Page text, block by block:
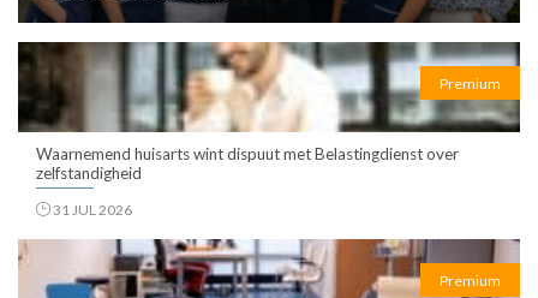
Premium
Waarnemend huisarts wint dispuut met Belastingdienst over
zelfstandigheid
31 JUL 2026
Premium